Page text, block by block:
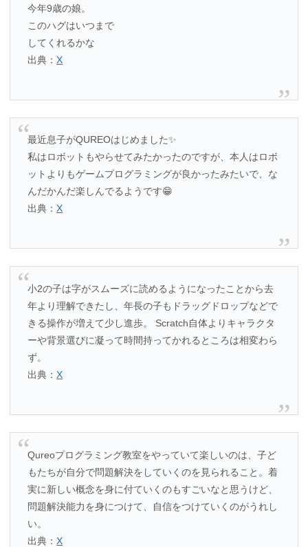
今年9歳の娘。
このハグはいつまで
してくれるかな
出典：X
最近息子がQUREOはじめました✨
私はロボットもやらせてみたかったのですが、本人はロボ
ットよりもゲームプログラミングが良かったみたいで、な
んだかんだ楽しんでるようです😁
出典：X
小2の子は字がスムーズに読めるようになったことから去
年より理解できたし、年長の子もドラッグドロップなどで
きる操作が増えて少し進歩。 Scratch自体よりキャラクタ
ーや背景選びに凝って時間持ってかれるところは相変わら
ず。
出典：X
Qureoプログラミング教室をやっていて楽しいのは、子ど
もたちが自分で問題解決をしていくのを見られること。着
実に新しい概念を身に付ていくのもすごいなと思うけど、
問題解決能力を身につけて、自信をつけていくのがうれし
い。
出典：X